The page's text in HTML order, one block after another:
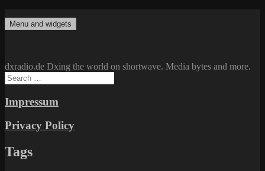
to
dxradio.de
DXing the world on shortwave
Menu and widgets
dxradio.de Dxing the world on shortwave. Media bytes and more.
Search
for:
Impressum
Privacy Policy
Tags